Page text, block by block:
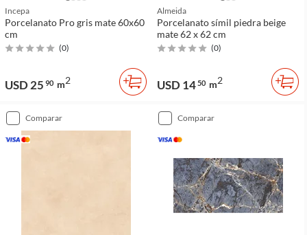
Incepa
Porcelanato Pro gris mate 60x60
cm
(0)
USD 25 90 m2
Almeida
Porcelanato símil piedra beige
mate 62 x 62 cm
(0)
USD 1450 m2
comparar comparar